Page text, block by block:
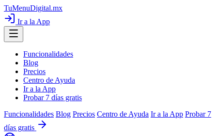
TuMenuDigital.mx
Ir a la App
Funcionalidades
Blog
Precios
Centro de Ayuda
Ir a la App
Probar 7 días gratis
Funcionalidades Blog Precios Centro de Ayuda Ir a la App Probar 7
días gratis